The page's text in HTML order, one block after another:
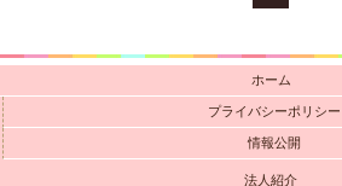
ホーム
プライバシーポリシー
情報公開
法人紹介